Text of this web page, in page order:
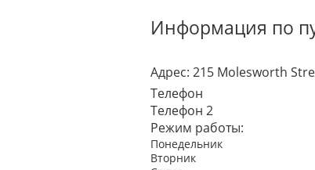
Информация по
Адрес: 215 Molesworth
Телефон
Телефон 2
Режим работы:
Понедельник
Вторник